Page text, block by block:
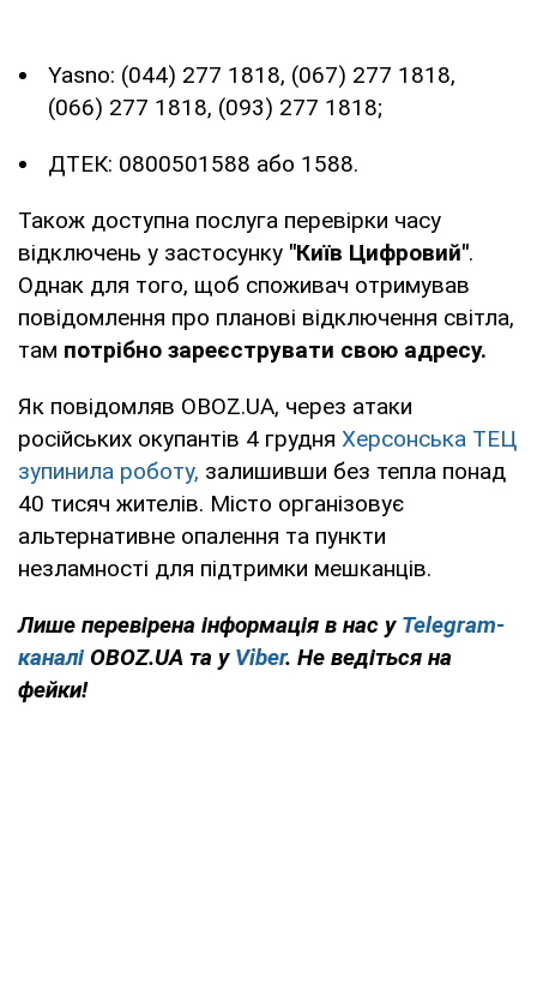
Yasno: (044) 277 1818, (067) 277 1818,
(066) 277 1818, (093) 277 1818;
ДТЕК: 0800501588 або 1588.
Також доступна послуга перевірки часу
відключень у застосунку "Київ Цифровий".
Однак для того, щоб споживач отримував
повідомлення про планові відключення світла,
там потрібно зареєструвати свою адресу.
Як повідомляв OBOZ.UA, через атаки
російських окупантів 4 грудня Херсонська ТЕЦ
зупинила роботу, залишивши без тепла понад
40 тисяч жителів. Місто організовує
альтернативне опалення та пункти
незламності для підтримки мешканців.
Лише перевірена інформація в нас у Telegram-
каналі OBOZ.UA та у Viber. Не ведіться на
фейки!